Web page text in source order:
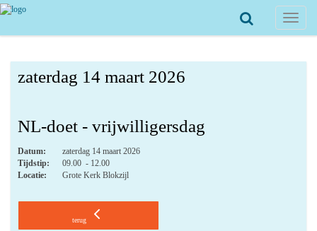
Toggle
zaterdag 14 maart 2026
NL-doet - vrijwilligersdag
Datum:
zaterdag 14 maart 2026
Tijdstip:
09.00 - 12.00
Locatie:
Grote Kerk Blokzijl
terug